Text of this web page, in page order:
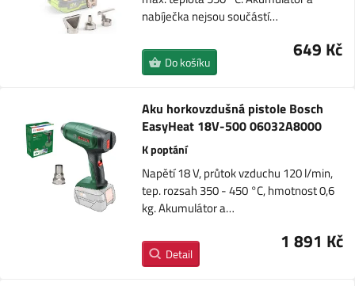
nabíječka nejsou součástí…
649 Kč
Do košíku
Aku horkovzdušná pistole Bosch
EasyHeat 18V-500 06032A8000
K poptání
Napětí 18 V, průtok vzduchu 120 l/min,
tep. rozsah 350 - 450 °C, hmotnost 0,6
kg. Akumulátor a…
1 891 Kč
Detail